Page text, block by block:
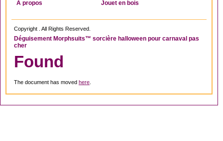
À propos Jouet en bois
Copyright . All Rights Reserved.
Déguisement Morphsuits™ sorcière halloween pour carnaval pas
cher
Found
The document has moved here